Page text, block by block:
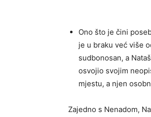
Ono što je čini
je u braku već više
sudbonosan, a
osvojio svojim
mjestu, a njen
Zajedno s Nenadom,